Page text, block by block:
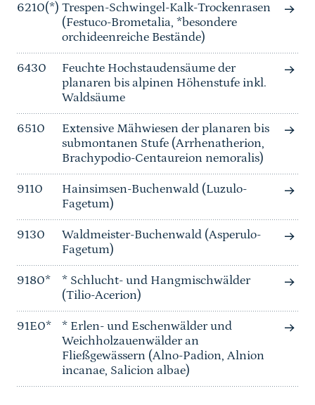
6210(*) Trespen-Schwingel-Kalk-Trockenrasen
(Festuco-Brometalia, *besondere
orchideenreiche Bestände)
6430
Feuchte Hochstaudensäume der
planaren bis alpinen Höhenstufe inkl.
Waldsäume
6510
Extensive Mähwiesen der planaren bis
submontanen Stufe (Arrhenatherion,
Brachypodio-Centaureion nemoralis)
9110
Hainsimsen-Buchenwald (Luzulo-
Fagetum)
9130
Waldmeister-Buchenwald (Asperulo-
Fagetum)
9180*
* Schlucht- und Hangmischwälder
(Tilio-Acerion)
91E0*
* Erlen- und Eschenwälder und
Weichholzauenwälder an
Fließgewässern (Alno-Padion, Alnion
incanae, Salicion albae)